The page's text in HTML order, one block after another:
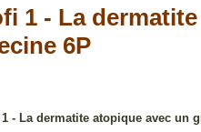
1 - La
6P
- La dermatite atopique avec un